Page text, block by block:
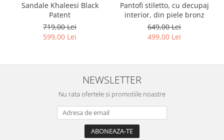
Sandale Khaleesi Black
Patent
719,00 Lei
599,00 Lei
Pantofi stiletto, cu decupaj
interior, din piele bronz
649,00 Lei
499,00 Lei
NEWSLETTER
Nu rata ofertele si promotiile noastre